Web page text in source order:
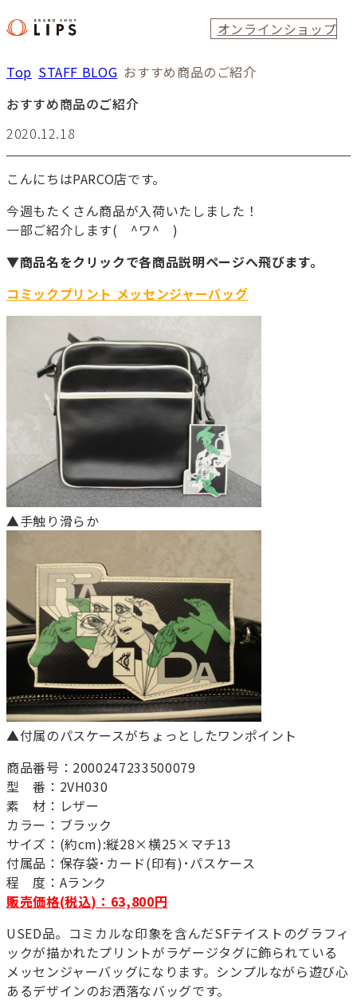
オンラインショップ
Top STAFF BLOG おすすめ商品のご紹介
おすすめ商品のご紹介
2020.12.18
こんにちはPARCO店です。
今週もたくさん商品が入荷いたしました！
一部ご紹介します( ^ワ^ )
▼商品名をクリックで各商品説明ページへ飛びます。
コミックプリント メッセンジャーバッグ
▲手触り滑らか
▲付属のパスケースがちょっとしたワンポイント
商品番号：2000247233500079
型 番：2VH030
素 材：レザー
カラー：ブラック
サイズ：(約cm):縦28×横25×マチ13
付属品：保存袋･カード(印有)･パスケース
程 度：Aランク
販売価格(税込)：63,800円
USED品。コミカルな印象を含んだSFテイストのグラフィ
ックが描かれたプリントがラゲージタグに飾られている
メッセンジャーバッグになります。シンプルながら遊び心
あるデザインのお洒落なバッグです。